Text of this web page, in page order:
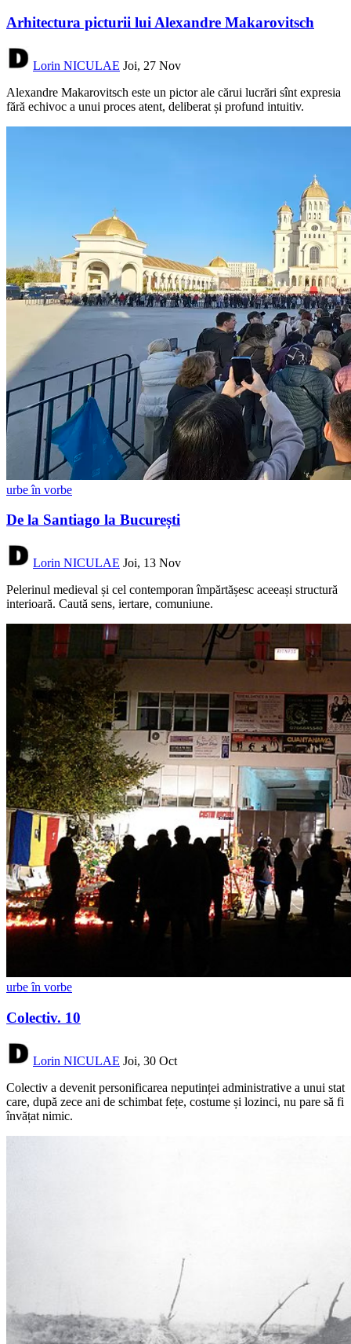
Arhitectura picturii lui Alexandre Makarovitsch
Lorin NICULAE Joi, 27 Nov
Alexandre Makarovitsch este un pictor ale cărui lucrări sînt expresia
fără echivoc a unui proces atent, deliberat și profund intuitiv.
urbe în vorbe
De la Santiago la București
Lorin NICULAE Joi, 13 Nov
Pelerinul medieval și cel contemporan împărtășesc aceeași structură
interioară. Caută sens, iertare, comuniune.
urbe în vorbe
Colectiv. 10
Lorin NICULAE Joi, 30 Oct
Colectiv a devenit personificarea neputinței administrative a unui stat
care, după zece ani de schimbat fețe, costume și lozinci, nu pare să fi
învățat nimic.